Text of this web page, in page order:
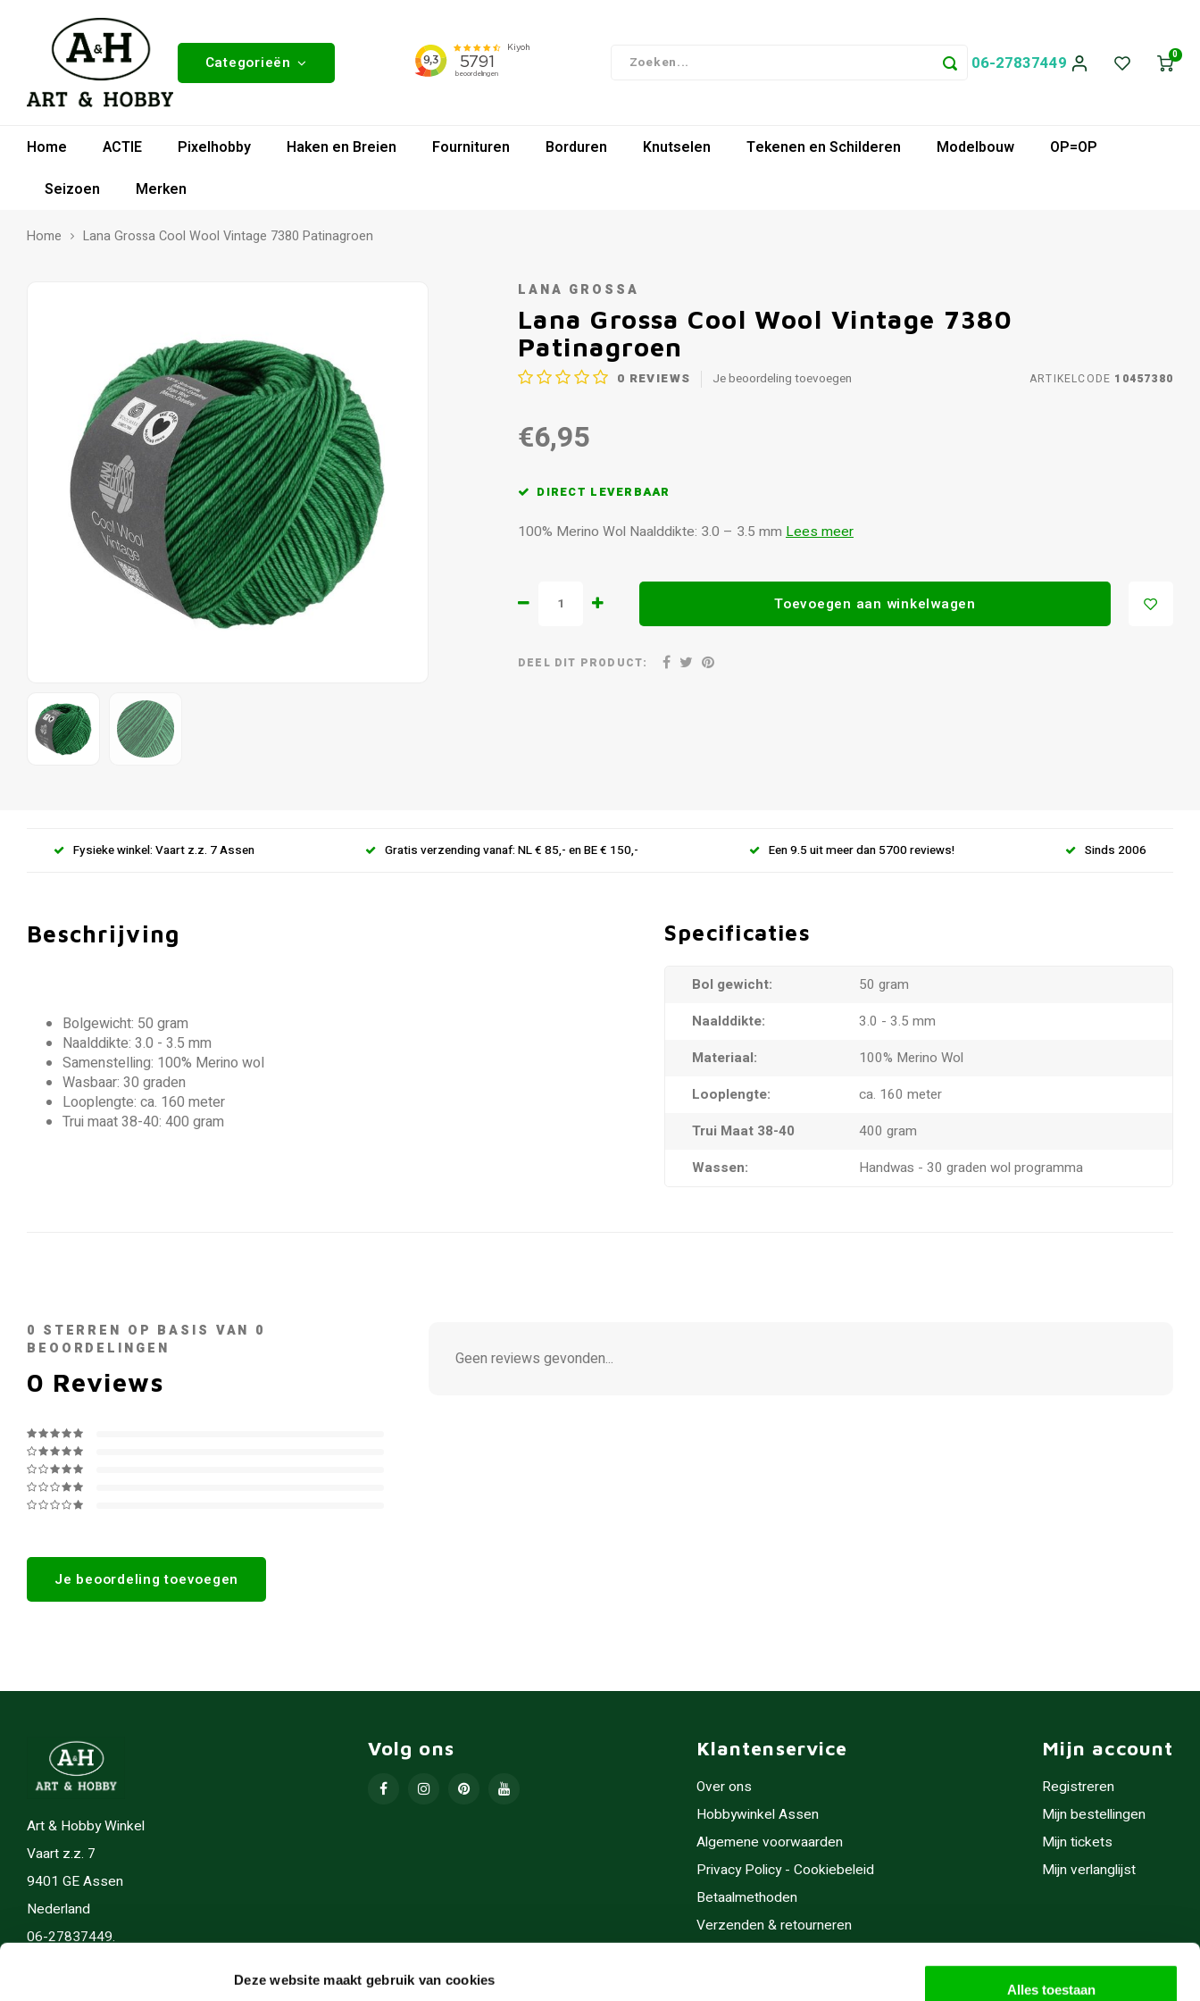
Deze website maakt gebruik van cookies
Alles toestaan
Categorieën 06-27837449 0
Home ACTIE Pixelhobby Haken en Breien Fournituren Borduren Knutselen Tekenen en Schilderen Modelbouw
OP=OP
Seizoen
Merken
Home Lana Grossa Cool Wool Vintage 7380 Patinagroen
LANA GROSSA
Lana Grossa Cool Wool Vintage 7380
Patinagroen
0 REVIEWS Je beoordeling toevoegen ARTIKELCODE 10457380
€6,95
DIRECT LEVERBAAR
100% Merino Wol Naalddikte: 3.0 – 3.5 mm Lees meer
Toevoegen aan winkelwagen
DEEL DIT PRODUCT:
Fysieke winkel: Vaart z.z. 7 Assen Gratis verzending vanaf: NL € 85,- en BE € 150,- Een 9.5 uit meer dan 5700 reviews! Sinds 2006
Beschrijving
Bolgewicht: 50 gram
Naalddikte: 3.0 - 3.5 mm
Samenstelling: 100% Merino wol
Wasbaar: 30 graden
Looplengte: ca. 160 meter
Trui maat 38-40: 400 gram
Specificaties
Bol gewicht:
50 gram
Naalddikte:
3.0 - 3.5 mm
Materiaal:
100% Merino Wol
Looplengte:
ca. 160 meter
Trui Maat 38-40
400 gram
Wassen:
Handwas - 30 graden wol programma
0 STERREN OP BASIS VAN 0
BEOORDELINGEN
0 Reviews
Je beoordeling toevoegen
Geen reviews gevonden...
Art & Hobby Winkel
Vaart z.z. 7
9401 GE Assen
Nederland
06-27837449.
Volg ons Klantenservice
Over ons
Hobbywinkel Assen
Algemene voorwaarden
Privacy Policy - Cookiebeleid
Betaalmethoden
Verzenden & retourneren
Mijn account
Registreren
Mijn bestellingen
Mijn tickets
Mijn verlanglijst